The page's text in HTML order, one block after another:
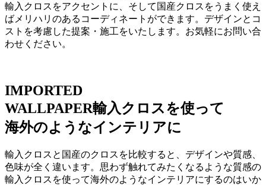
輸入クロスをアクセントに、そして国産クロスをうまく使え
ばメリハリのあるコーディネートができます。デザインとコ
ストを考慮した提案・施工をいたします。お気軽にお問い合
わせください。
IMPORTED
WALLPAPER輸入クロスを使って
海外のようなインテリアに
輸入クロスと国産のクロスを比較すると、デザインや質感、
色味が全く違います。思わず触れてみたくなるような質感の
輸入クロスを使って海外のようなインテリアにするのはいか